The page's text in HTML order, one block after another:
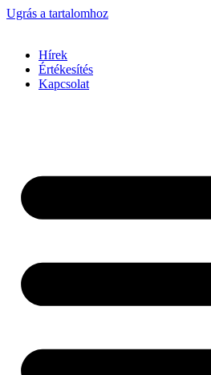
Ugrás a tartalomhoz
Hírek
Értékesítés
Kapcsolat